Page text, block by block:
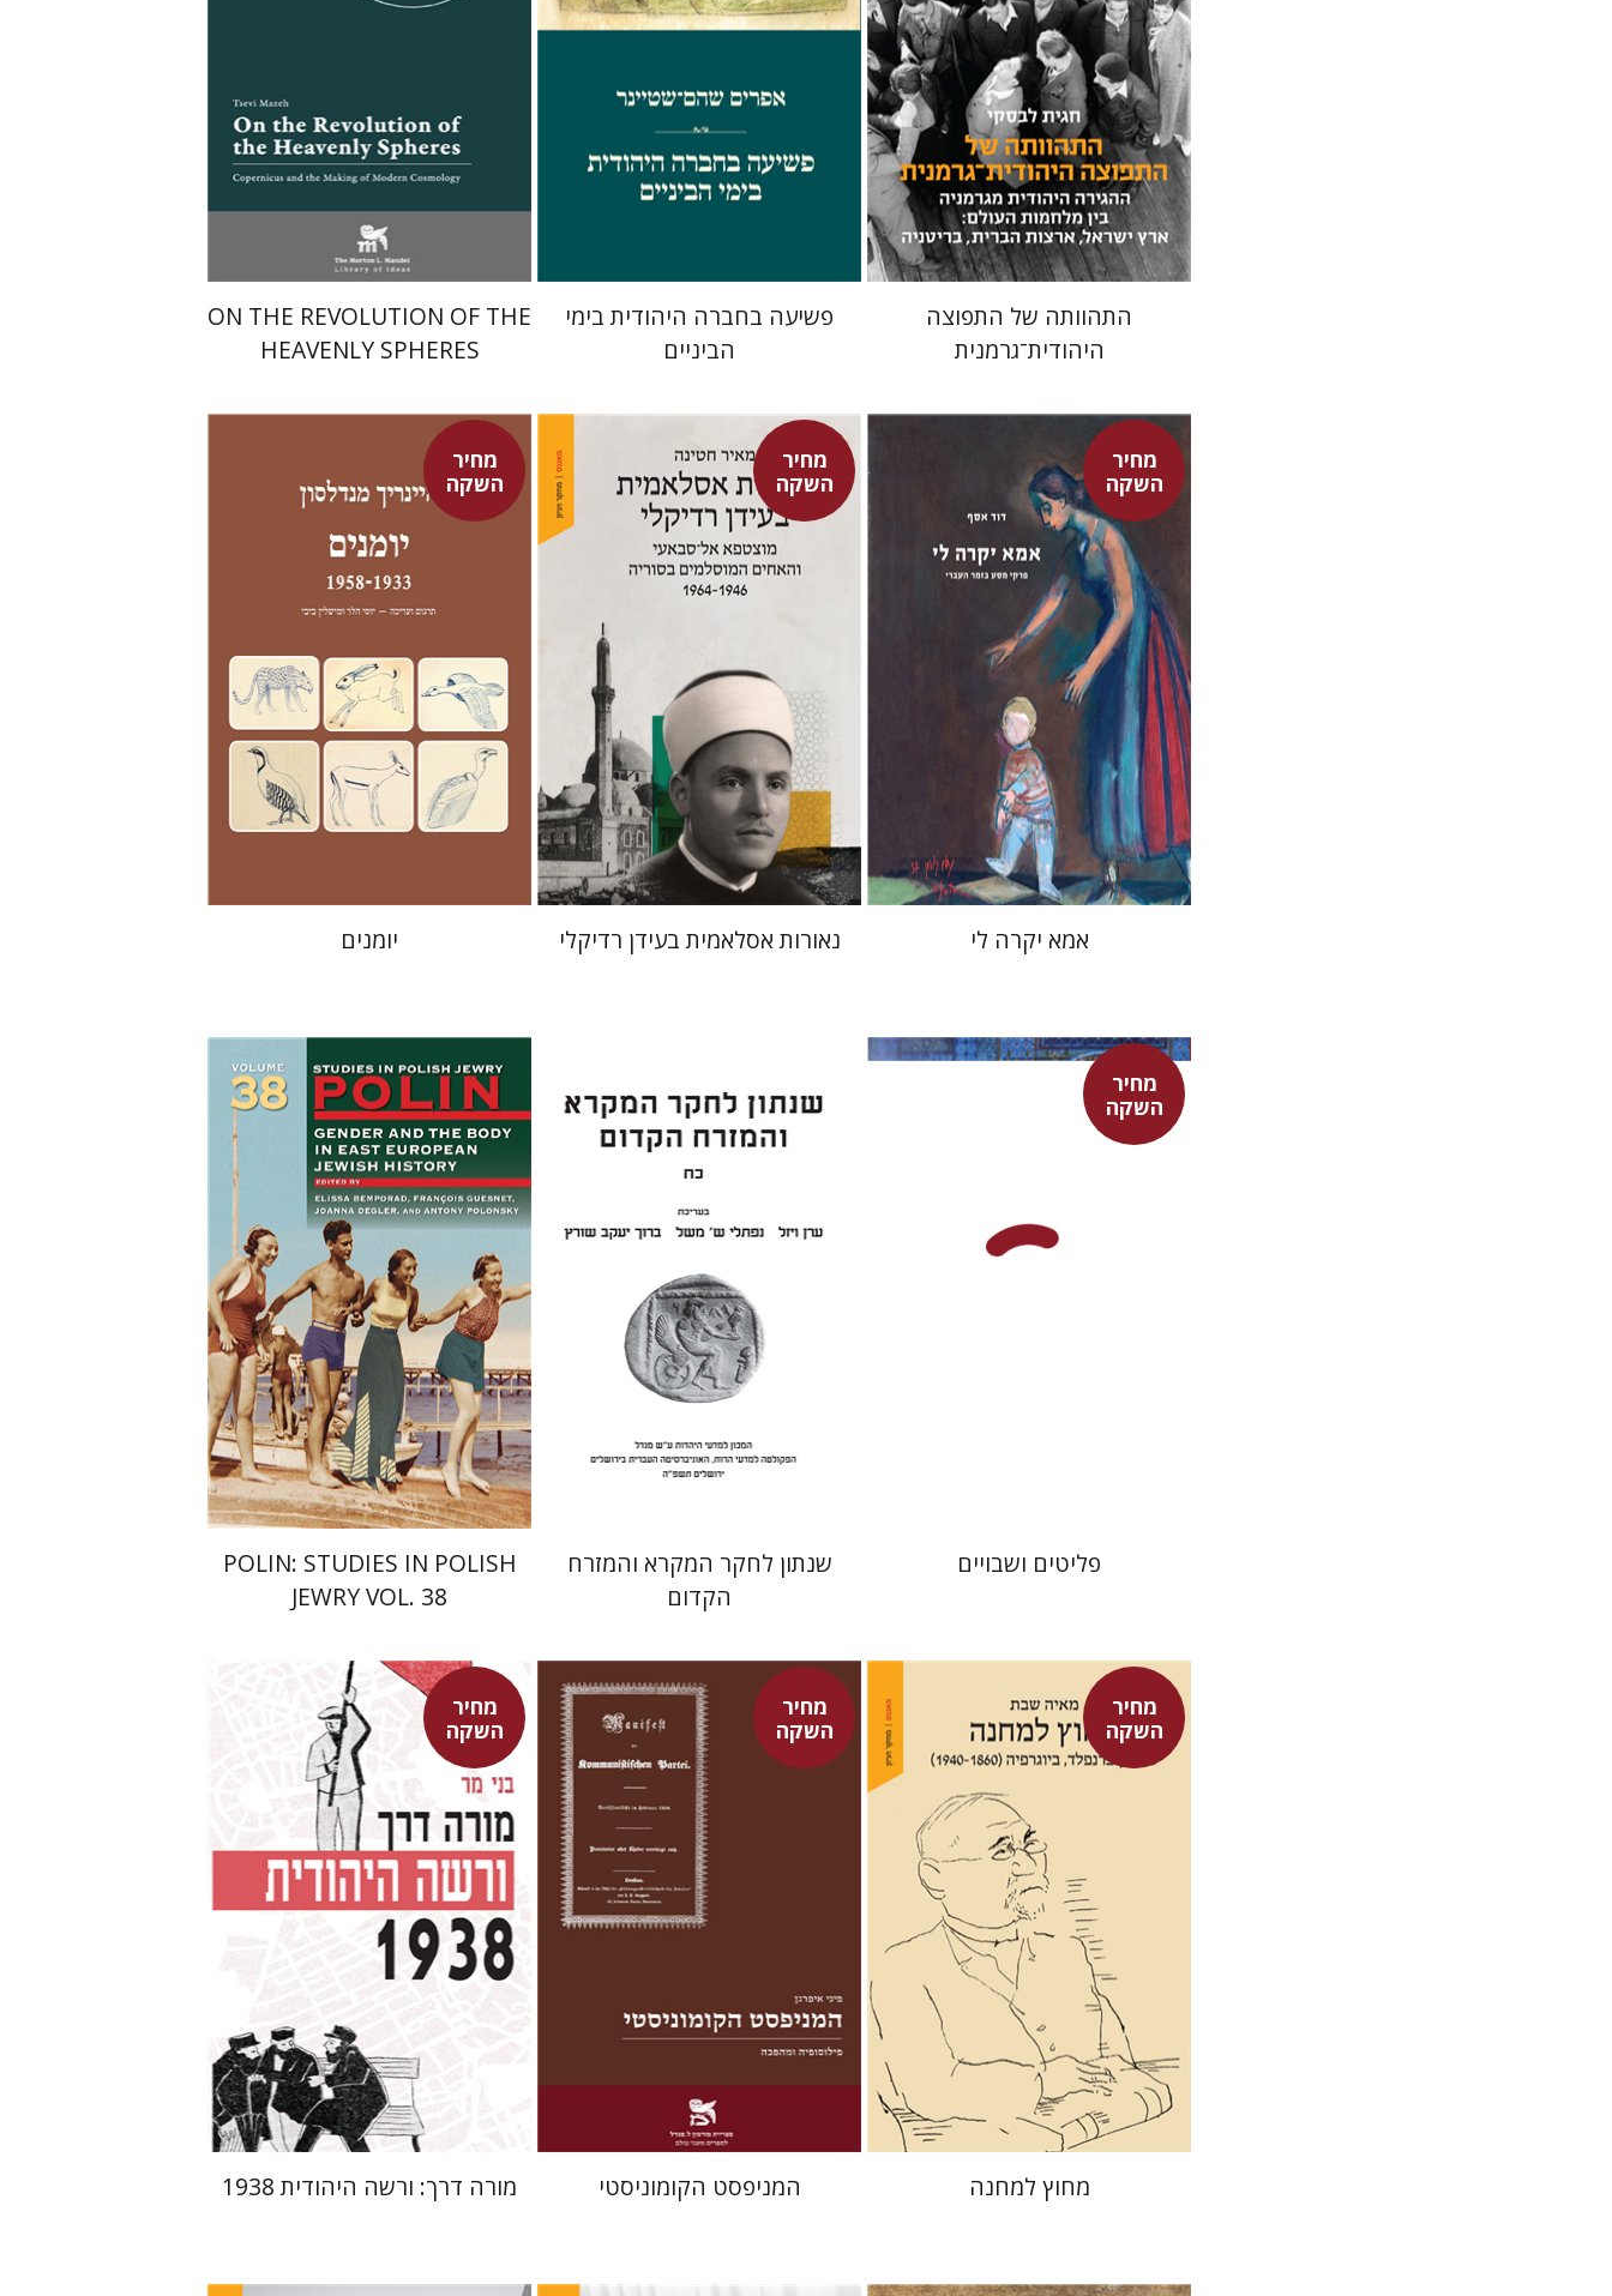
מחיר השקה
$34
$24
התהוותה של התפוצה
היהודית־גרמנית
מחיר השקה
$42
$29
פשיעה בחברה היהודית בימי
הביניים
מחיר השקה
ON THE REVOLUTION OF THE
HEAVENLY SPHERES
מחיר
השקהדוד אסף
מחיר השקה
$53
$37
אמא יקרה לי
מחיר
השקה
מאיר חטינה
מחיר השקה
$24
נאורות אסלאמית בעידן רדיקלי
מחיר
השקההיינריך מנדלסון
יוסי הלר
מישלין ביבי
מחיר השקה
$35
$24
יומנים
מחיר
השקה
אדם טלר
פליטים ושבויים
ערן ויזל נפתלי ש' משל
ברוך
$46
$41
שנתון לחקר המקרא והמזרח
הקדום
François Guesnet
Elissa
Bemporad
Joanna Degler
פולונסקי
הנחת אתר ספר מודפס
$75
$68
POLIN: STUDIES IN POLISH
JEWRY VOL. 38
מחיר
השקה
מאיה שבת
מחיר השקה
$42
$29
מחוץ למחנה
מחיר
השקהפיני איפרגן
מחיר השקה
המניפסט הקומוניסטי
מחיר
השקה
בני מר
מחיר השקה
$42
$29
מורה דרך: ורשה היהודית 1938